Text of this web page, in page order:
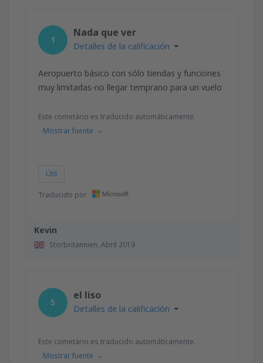
Kevin
Storbritannien, Abril 2019
1
Nada que ver
Detalles de la calificación
Aeropuerto básico con sólo tiendas y funciones
muy limitadas-no llegar temprano para un vuelo
Este cometário es traducido automáticamente.
Mostrar fuente
Útil
Traducido por
5
el liso
Detalles de la calificación
Este cometário es traducido automáticamente.
Mostrar fuente